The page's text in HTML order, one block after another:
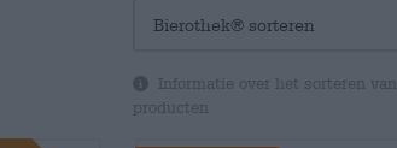
Informatie over het sorteren van
producten